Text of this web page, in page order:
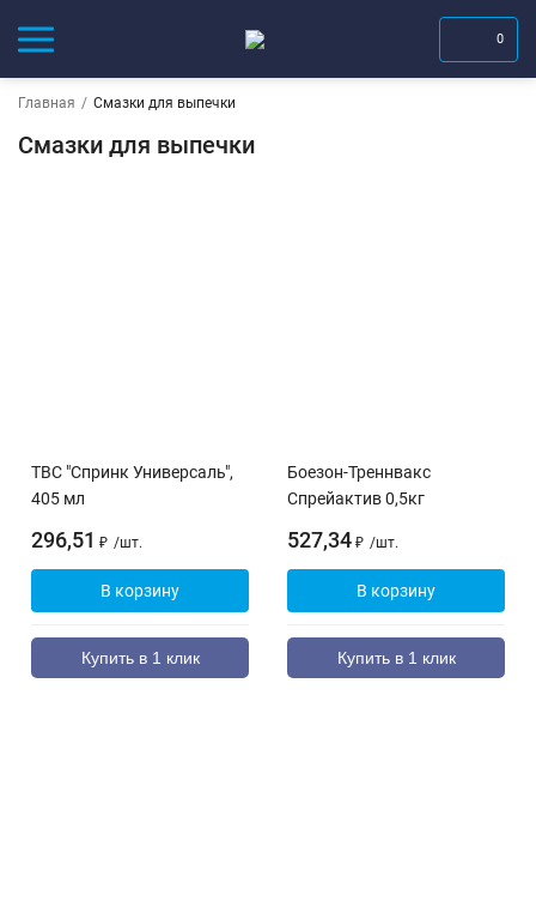
0
Главная / Смазки для выпечки
Смазки для выпечки
ТВС "Спринк Универсаль",
405 мл
296,51 ₽ /шт.
В корзину
Купить в 1 клик
Боезон-Треннвакс
Спрейактив 0,5кг
527,34 ₽ /шт.
В корзину
Купить в 1 клик